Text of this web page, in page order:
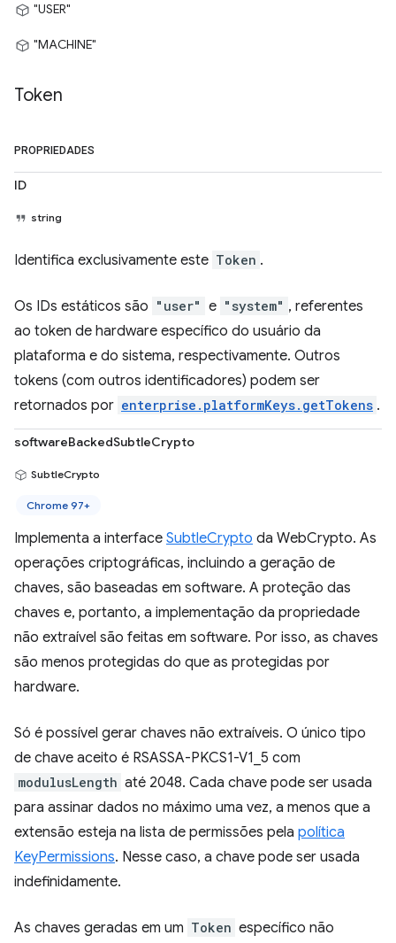
"USER"
"MACHINE"
Token
PROPRIEDADES
ID
string
Identifica exclusivamente este Token .
Os IDs estáticos são "user" e "system" , referentes
ao token de hardware específico do usuário da
plataforma e do sistema, respectivamente. Outros
tokens (com outros identificadores) podem ser
retornados por enterprise.platformKeys.getTokens .
softwareBackedSubtleCrypto
SubtleCrypto
Chrome 97+
Implementa a interface SubtleCrypto da WebCrypto. As
operações criptográficas, incluindo a geração de
chaves, são baseadas em software. A proteção das
chaves e, portanto, a implementação da propriedade
não extraível são feitas em software. Por isso, as chaves
são menos protegidas do que as protegidas por
hardware.
Só é possível gerar chaves não extraíveis. O único tipo
de chave aceito é RSASSA-PKCS1-V1_5 com
modulusLength até 2048. Cada chave pode ser usada
para assinar dados no máximo uma vez, a menos que a
extensão esteja na lista de permissões pela política
KeyPermissions. Nesse caso, a chave pode ser usada
indefinidamente.
As chaves geradas em um Token específico não